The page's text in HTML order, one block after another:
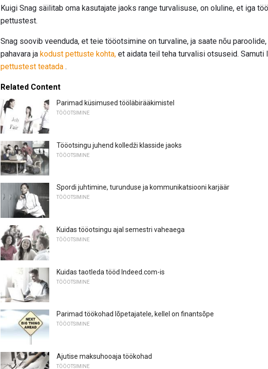
Kuigi Snag säilitab oma kasutajate jaoks range turvalisuse, on oluline, et iga
pettustest.
Snag soovib veenduda, et teie tööotsimine on turvaline, ja saate nõu
pahavara ja kodust pettuste kohta, et aidata teil teha turvalisi otsuseid. Samuti
pettustest teatada .
Related Content
Parimad küsimused tööläbirääkimistel
TÖÖOTSIMINE
Tööotsingu juhend kolledži klasside jaoks
TÖÖOTSIMINE
Spordi juhtimine, turunduse ja kommunikatsiooni karjäär
TÖÖOTSIMINE
Kuidas tööotsingu ajal semestri vaheaega
TÖÖOTSIMINE
Kuidas taotleda tööd Indeed.com-is
TÖÖOTSIMINE
Parimad töökohad lõpetajatele, kellel on finantsõpe
TÖÖOTSIMINE
Ajutise maksuhooaja töökohad
TÖÖOTSIMINE